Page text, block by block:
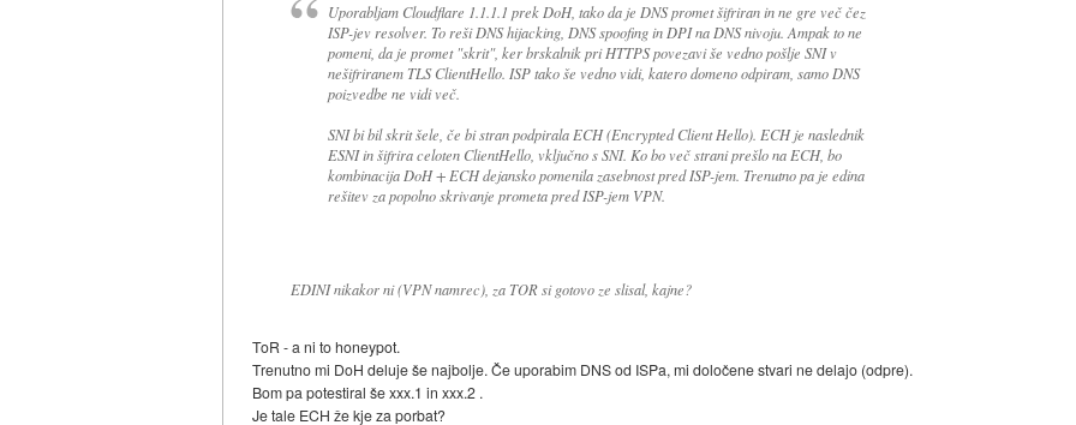
Uporabljam Cloudflare 1.1.1.1 prek DoH, tako da je DNS promet šifriran in ne gre več čez
ISP-jev resolver. To reši DNS hijacking, DNS spoofing in DPI na DNS nivoju. Ampak to ne
pomeni, da je promet "skrit", ker brskalnik pri HTTPS povezavi še vedno pošlje SNI v
nešifriranem TLS ClientHello. ISP tako še vedno vidi, katero domeno odpiram, samo DNS
poizvedbe ne vidi več.
SNI bi bil skrit šele, če bi stran podpirala ECH (Encrypted Client Hello). ECH je naslednik
ESNI in šifrira celoten ClientHello, vključno s SNI. Ko bo več strani prešlo na ECH, bo
kombinacija DoH + ECH dejansko pomenila zasebnost pred ISP-jem. Trenutno pa je edina
rešitev za popolno skrivanje prometa pred ISP-jem VPN.
EDINI nikakor ni (VPN namrec), za TOR si gotovo ze slisal, kajne?
ToR - a ni to honeypot.
Trenutno mi DoH deluje še najbolje. Če uporabim DNS od ISPa, mi določene stvari ne delajo (odpre).
Bom pa potestiral še xxx.1 in xxx.2 .
Je tale ECH že kje za porbat?